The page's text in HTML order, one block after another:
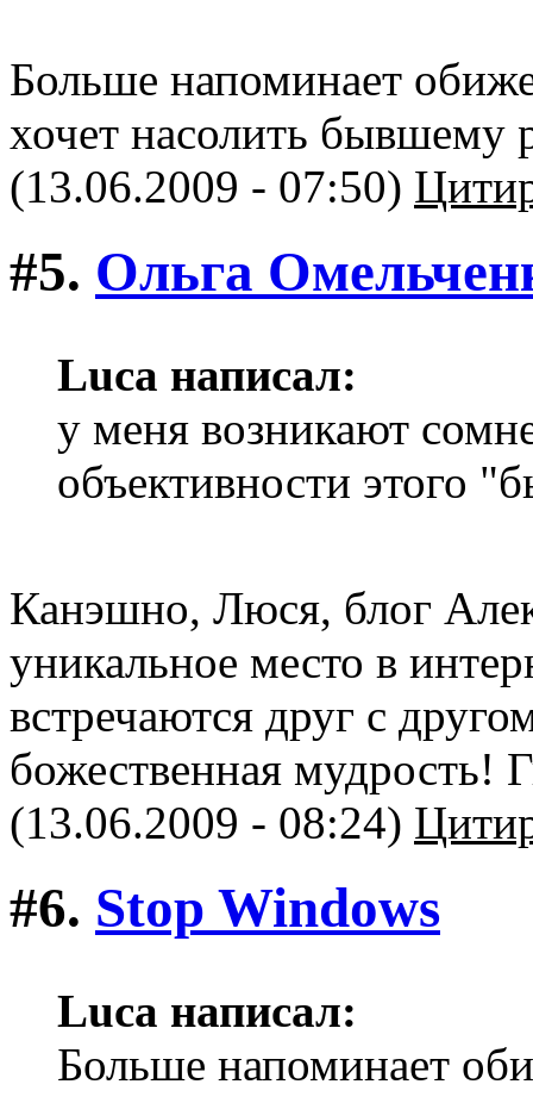
Больше напоминает
хочет насолить бывшему
(13.06.2009 - 07:50)
#5. Ольга
Luca написал:
у меня возникают
объективности этого
Канэшно, Люся, блог
уникальное место в
встречаются друг с
божественная мудрость!
(13.06.2009 - 08:24)
#6. Stop Windows
Luca написал:
Больше напоминает